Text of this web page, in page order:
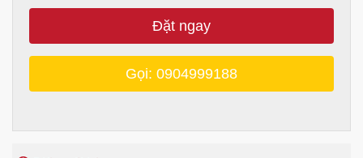
Đặt ngay
Gọi: 0904999188